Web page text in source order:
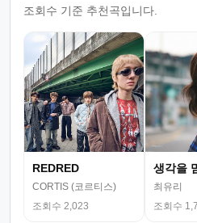
조회수 기준 추천곡입니다.
REDRED
CORTIS (코르티스)
조회수 2,023
생각을
최유리
조회수